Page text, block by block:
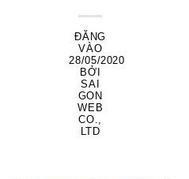
ĐĂNG
VÀO
28/05/2020
BỞI
SAI
GON
WEB
CO.,
LTD